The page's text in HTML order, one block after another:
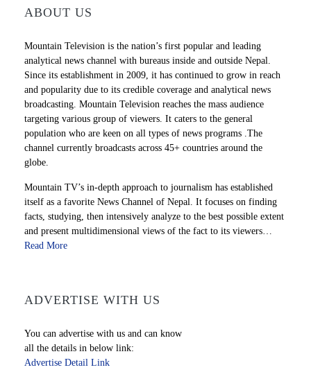
ABOUT US
Mountain Television is the nation’s first popular and leading
analytical news channel with bureaus inside and outside Nepal.
Since its establishment in 2009, it has continued to grow in reach
and popularity due to its credible coverage and analytical news
broadcasting. Mountain Television reaches the mass audience
targeting various group of viewers. It caters to the general
population who are keen on all types of news programs .The
channel currently broadcasts across 45+ countries around the
globe.
Mountain TV’s in-depth approach to journalism has established
itself as a favorite News Channel of Nepal. It focuses on finding
facts, studying, then intensively analyze to the best possible extent
and present multidimensional views of the fact to its viewers…
Read More
ADVERTISE WITH US
You can advertise with us and can know
all the details in below link:
Advertise Detail Link